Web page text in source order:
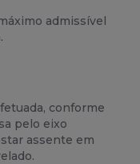
admissível
conforme
pelo eixo
assente em